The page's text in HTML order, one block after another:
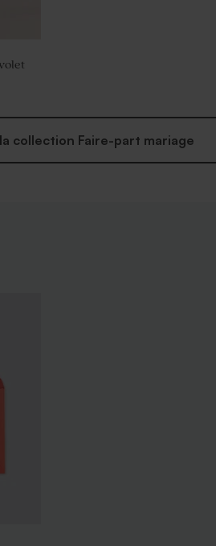
collection Faire-part mariage